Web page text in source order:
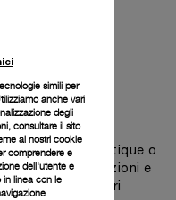
delle nostre boutique o
scoprire le collezioni e
servizi dei nostri
simili per
anche vari
degli
consultare il sito
ai nostri cookie
comprendere e
dell'utente e
in linea con le